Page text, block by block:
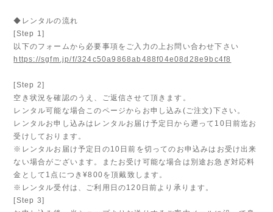
◆レンタルの流れ
[Step 1]
以下のフォームから必要事項をご入力の上お問い合わせ下さい
https://sgfm.jp/f/324c50a9868ab488f04e08d28e9bc4f8
[Step 2]
空き状況を確認のうえ、ご返信させて頂きます。
レンタル可能な場合このページからお申し込み(ご注文)下さい。
レンタルお申し込みはレンタルお届け予定日から遡って10日前迄お
受けしております。
※レンタルお届け予定日の10日前を切ってのお申込みはお受け出来
ない場合がございます。またお受け可能な場合は別途お急ぎ対応料
金として1点につき¥800を頂戴致します。
※レンタル受付は、ご利用日の120日前より承ります。
[Step 3]